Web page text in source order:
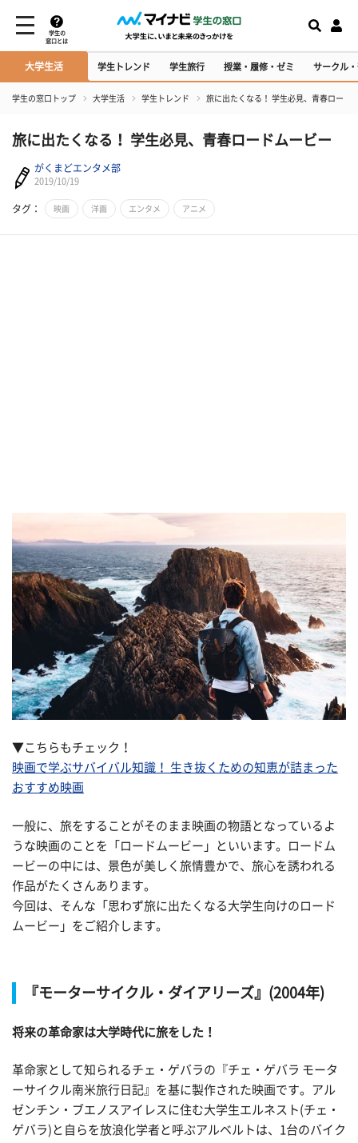
学生の
窓口とは
大学生活 学生トレンド 学生旅行 授業・履修・ゼミ サークル
学生の窓口トップ 大学生活 学生トレンド 旅に出たくなる！ 学生必見、青春ロード
旅に出たくなる！ 学生必見、青春ロードムービー
がくまどエンタメ部
2019/10/19
タグ： 映画 洋画 エンタメ アニメ
▼こちらもチェック！
映画で学ぶサバイバル知識！ 生き抜くための知恵が詰まった
おすすめ映画
一般に、旅をすることがそのまま映画の物語となっているよ
うな映画のことを「ロードムービー」といいます。ロードム
ービーの中には、景色が美しく旅情豊かで、旅心を誘われる
作品がたくさんあります。
今回は、そんな「思わず旅に出たくなる大学生向けのロード
ムービー」をご紹介します。
『モーターサイクル・ダイアリーズ』(2004年)
将来の革命家は大学時代に旅をした！
革命家として知られるチェ・ゲバラの『チェ・ゲバラ モータ
ーサイクル南米旅行日記』を基に製作された映画です。アル
ゼンチン・ブエノスアイレスに住む大学生エルネスト(チェ・
ゲバラ)と自らを放浪化学者と呼ぶアルベルトは、1台のバイク